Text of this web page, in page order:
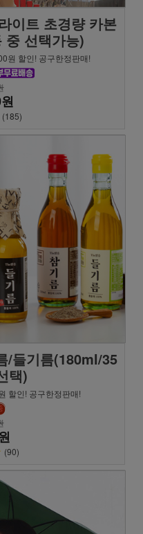
이트 초경량 카본
중 선택가능)
원 할인! 공구한정판매!
(185)
/들기름(180ml/35
택)
할인! 공구한정판매!
(90)